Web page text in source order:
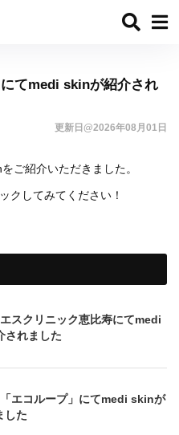
にてmedi skinが紹介され
更新日@2026年08月01日
ご紹介いただきました。
クしてみてください！
エスクリニック恵比寿にてmedi
されました
「エコループ」にてmedi skinが
した